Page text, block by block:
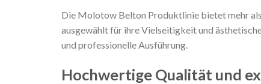
Die Molotow Belton Produktlinie bietet mehr
ausgewählt für ihre Vielseitigkeit und
und professionelle Ausführung.
Hochwertige Qualität und